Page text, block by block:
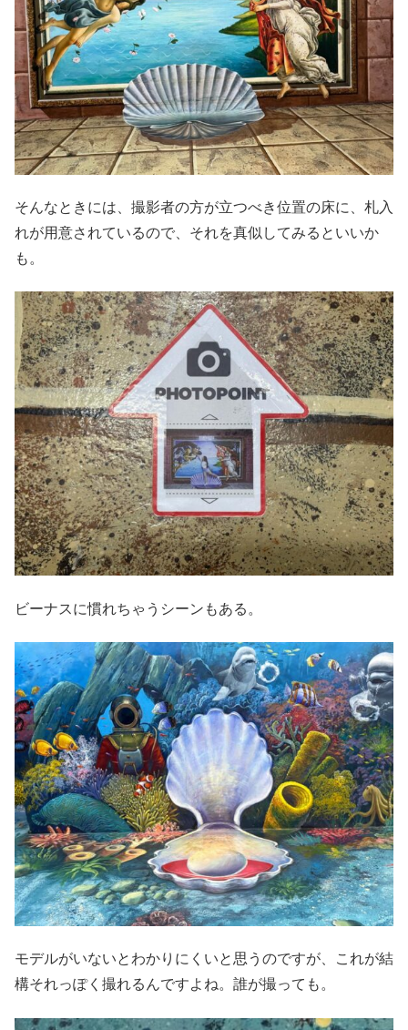
そんなときには、撮影者の方が立つべき位置の床に、札入
れが用意されているので、それを真似してみるといいか
も。
ビーナスに慣れちゃうシーンもある。
モデルがいないとわかりにくいと思うのですが、これが結
構それっぽく撮れるんですよね。誰が撮っても。